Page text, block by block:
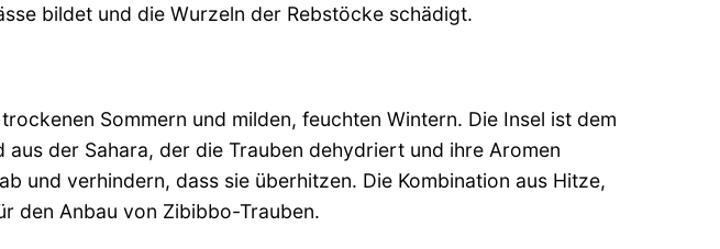
bildet und die Wurzeln der Rebstöcke schädigt.
Sommern und milden, feuchten Wintern. Die Insel ist dem
der Sahara, der die Trauben dehydriert und ihre Aromen
und verhindern, dass sie überhitzen. Die Kombination aus Hitze,
den Anbau von Zibibbo-Trauben.